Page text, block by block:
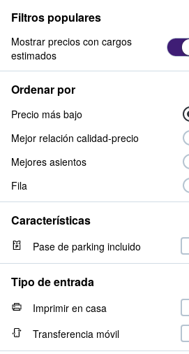
Filtros populares
Mostrar precios con cargos
estimados
Ordenar por
Precio más bajo
Mejor relación calidad-precio
Mejores asientos
Fila
Características
Pase de parking incluido
Tipo de entrada
Imprimir en casa
Transferencia móvil